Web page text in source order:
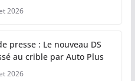
2026
presse : Le nouveau DS
au crible par Auto Plus
2026